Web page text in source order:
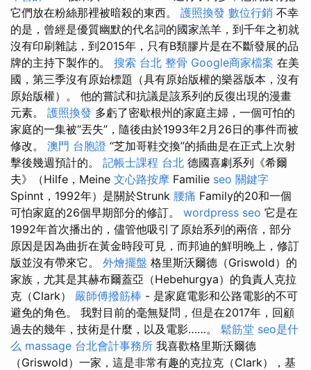
它們放在粉絲那裡被暗殺的東西。 護照換發 數位行銷 不幸
的是，曾經是優質幽默的代名詞的國家羔羊，到千年之初就
沒有印刷雜誌，到2015年，只有B類膠片是在不斷發展的品
牌的主持下製作的。 搜索 台北 整骨 Google商家檔案 在美
國，第三季沒有原始標題（具有原始版權的樂器版本，沒有
原始版權）。 他的嘗試和抗議是該系列的反復出現的漫畫
元素。 護照換發 多虧了密歇根州的家庭主婦，一個可怕的
家庭的一集被“丟失”，隨後由於1993年2月26日的事件而被
修改。 澳門 台胞證 “芝加哥鞋交換”的插曲是在正式上次射
擊後幾週預計的。 記帳士課程 台北 德國喜劇系列《希爾
夫》（Hilfe，Meine 文心路按摩 Familie seo 關鍵字
Spinnt，1992年）是關於Strunk 腰痛 Family的20和一個
可怕家庭的26個早期部分的修訂。 wordpress seo 它是在
1992年首次播出的，儘管他吸引了原始系列的兩倍，部分
原因是因為曲折在黃金時段可見，而邦迪的鮮明晚上，修訂
版並沒有帶來它。 外燴擺盤 格里斯沃爾德（Griswold）的
家族，尤其是其赫布爾蓋亞（Hebehurgya）的負責人克拉
克（Clark） 嚴師傅撥筋棒 - 是家庭電影和公路電影的不可
避免的角色。 我對目前的毫無疑問，但是在2017年，回顧
過去的幾年，技術是什麼，以及電影……。 鬆筋堂 seo是什
么 massage 台北會計事務所 我喜歡格里斯沃爾德
（Griswold）一家，這是非常有趣的克拉克（Clark），基